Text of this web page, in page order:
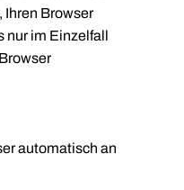
Ihren Browser
nur im Einzelfall
automatisch an